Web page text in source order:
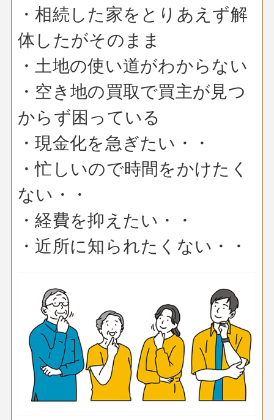
・相続した家をとりあえず解
体したがそのまま
・土地の使い道がわからない
・空き地の買取で買主が見つ
からず困っている
・現金化を急ぎたい・・
・忙しいので時間をかけたく
ない・・
・経費を抑えたい・・
・近所に知られたくない・・